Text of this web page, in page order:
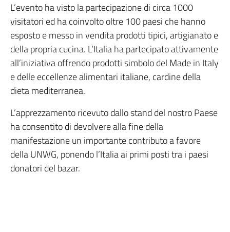
L’evento ha visto la partecipazione di circa 1000
visitatori ed ha coinvolto oltre 100 paesi che hanno
esposto e messo in vendita prodotti tipici, artigianato e
della propria cucina. L’Italia ha partecipato attivamente
all’iniziativa offrendo prodotti simbolo del Made in Italy
e delle eccellenze alimentari italiane, cardine della
dieta mediterranea.
L’apprezzamento ricevuto dallo stand del nostro Paese
ha consentito di devolvere alla fine della
manifestazione un importante contributo a favore
della UNWG, ponendo l’Italia ai primi posti tra i paesi
donatori del bazar.